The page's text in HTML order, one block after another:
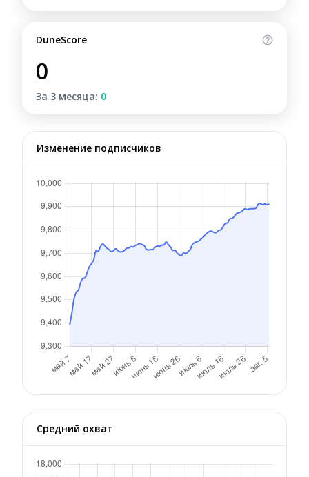
DuneScore
0
За 3 месяца: 0
Изменение подписчиков
Средний охват